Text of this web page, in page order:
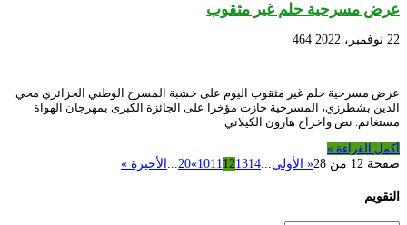
عرض مسرحية حلم غير مثقوب
22 نوفمبر، 2022 464
عرض مسرحية حلم غير مثقوب اليوم على خشبة المسرح الوطني الجزائري محي
الدين بشطرزي، المسرحية حازت مؤخرا على الجائزة الكبرى بمهرجان الهواة
مستغانم. نص واخراج هارون الكيلاني
أكمل القراءة »
صفحة 12 من 28
« الأولى...
1011121314
»
20
... الأخيرة »
التقويم